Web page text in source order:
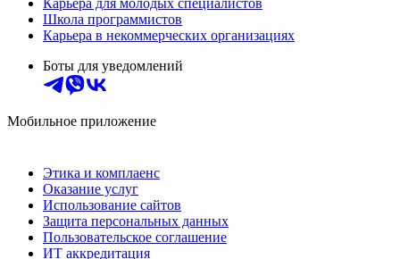
Карьера для молодых специалистов
Школа программистов
Карьера в некоммерческих организациях
Боты для уведомлений
Мобильное приложение
Этика и комплаенс
Оказание услуг
Использование сайтов
Защита персональных данных
Пользовательское соглашение
ИТ аккредитация